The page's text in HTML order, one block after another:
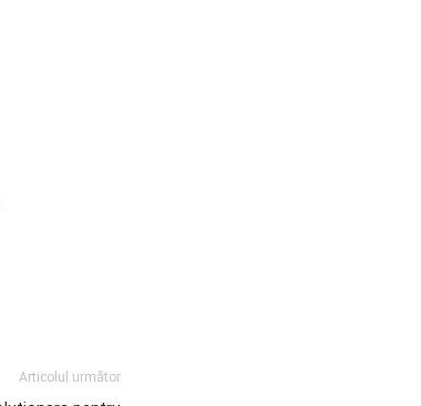
Articolul următor